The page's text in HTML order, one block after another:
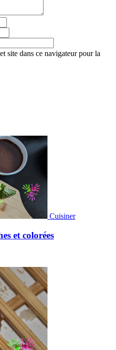
site dans ce navigateur pour la
Cuisiner
et colorées